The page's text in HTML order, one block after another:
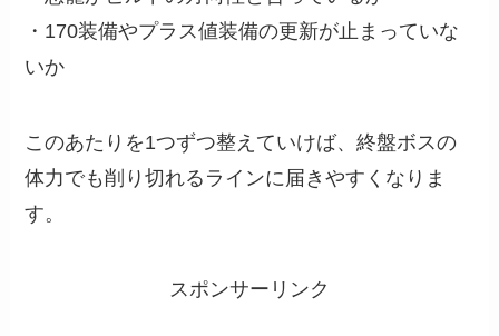
・170装備やプラス値装備の更新が止まっていな
いか
このあたりを1つずつ整えていけば、終盤ボスの
体力でも削り切れるラインに届きやすくなりま
す。
スポンサーリンク